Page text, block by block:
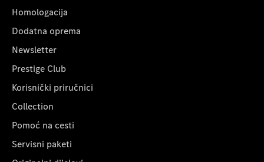
Homologacija
Dodatna oprema
Newsletter
Prestige Club
Korisnički priručnici
Collection
Pomoć na cesti
Servisni paketi